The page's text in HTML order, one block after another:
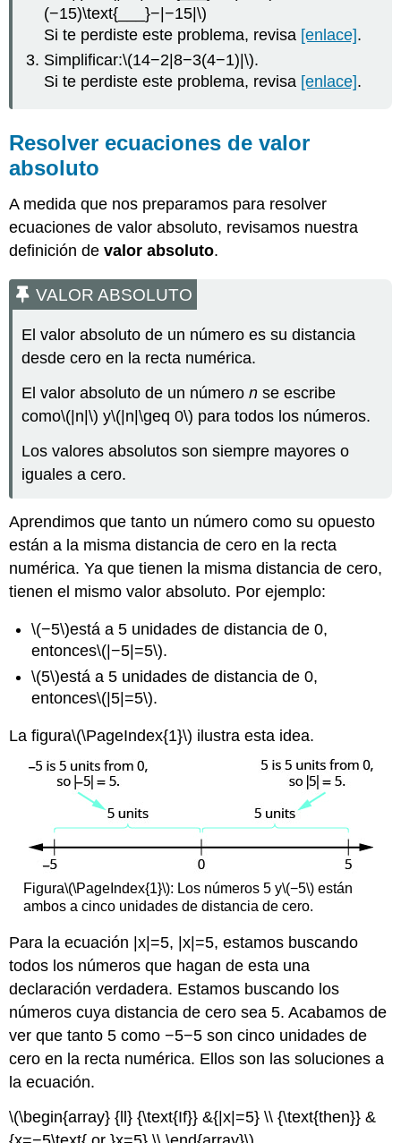
(−15)\text{___}−|−15|\)
Si te perdiste este problema, revisa [enlace].
Simplificar:\(14−2|8−3(4−1)|\).
Si te perdiste este problema, revisa [enlace].
Resolver ecuaciones de valor
absoluto
A medida que nos preparamos para resolver
ecuaciones de valor absoluto, revisamos nuestra
definición devalor absoluto.
VALOR ABSOLUTO
El valor absoluto de un número es su distancia
desde cero en la recta numérica.
El valor absoluto de un númeron se escribe
como\(|n|\) y\(|n|\geq 0\) para todos los números.
Los valores absolutos son siempre mayores o
iguales a cero.
Aprendimos que tanto un número como su opuesto
están a la misma distancia de cero en la recta
numérica. Ya que tienen la misma distancia de cero,
tienen el mismo valor absoluto. Por ejemplo:
\(−5\)está a 5 unidades de distancia de 0,
entonces\(|−5|=5\).
\(5\)está a 5 unidades de distancia de 0,
entonces\(|5|=5\).
La figura\(\PageIndex{1}\) ilustra esta idea.
Figura\(\PageIndex{1}\): Los números 5 y\(−5\)están
ambos a cinco unidades de distancia de cero.
Para la ecuación |x|=5, |x|=5, estamos buscando
todos los números que hagan de esta una
declaración verdadera. Estamos buscando los
números cuya distancia de cero sea 5. Acabamos de
ver que tanto 5 como −5−5 son cinco unidades de
cero en la recta numérica. Ellos son las soluciones a
la ecuación.
\(\begin{array} {ll} {\text{If}} &{|x|=5} \\ {\text{then}} &